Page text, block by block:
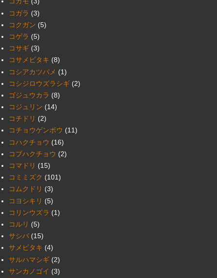
コガラ (3)
コクガン (5)
コゲラ (5)
コサギ (3)
コサメビタキ (8)
コシアカツバメ (1)
コシジロウズラシギ (2)
ゴジュウカラ (8)
コジュリン (14)
コチドリ (2)
コチョウゲンボウ (11)
コハクチョウ (16)
コブハクチョウ (2)
コマドリ (15)
コミミズク (101)
コムクドリ (3)
コヨシキリ (5)
コリンウズラ (1)
コルリ (5)
サシバ (15)
サメビタキ (4)
サルハマシギ (2)
サンカノゴイ (3)